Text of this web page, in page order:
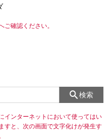
ご確認ください。
検索
インターネットにおいて使ってはい
すと、次の画面で文字化けが発生す